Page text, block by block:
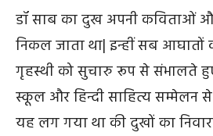
डॉ साब का दुख अपनी कविताओं
निकल जाता था| इन्हीं सब
गृहस्थी को सुचारु रूप से संभालते
स्कूल और हिन्दी साहित्य सम्मेलन से
यह लग गया था की दुखों का